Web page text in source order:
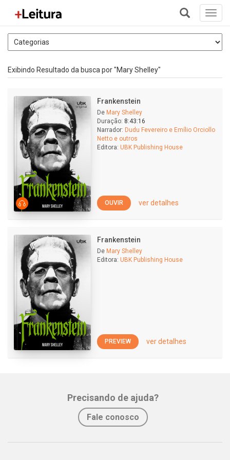
+
Exibindo Resultado da busca por "Mary Shelley"
Frankenstein
De Mary Shelley
Duração: 8:43:16
Narrador: Dudu Fevereiro e Emílio Orciollo
Netto e outros
Editora: UBK Publishing House
OUVIR ver detalhes
Frankenstein
De Mary Shelley
Editora: UBK Publishing House
PREVIEW ver detalhes
Precisando de ajuda?
Fale conosco